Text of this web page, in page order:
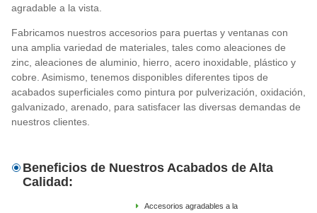
agradable a la vista.
Fabricamos nuestros accesorios para puertas y ventanas con
una amplia variedad de materiales, tales como aleaciones de
zinc, aleaciones de aluminio, hierro, acero inoxidable, plástico y
cobre. Asimismo, tenemos disponibles diferentes tipos de
acabados superficiales como pintura por pulverización, oxidación,
galvanizado, arenado, para satisfacer las diversas demandas de
nuestros clientes.
Beneficios de Nuestros Acabados de Alta
Calidad:
Accesorios agradables a la